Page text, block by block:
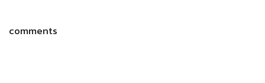
comments